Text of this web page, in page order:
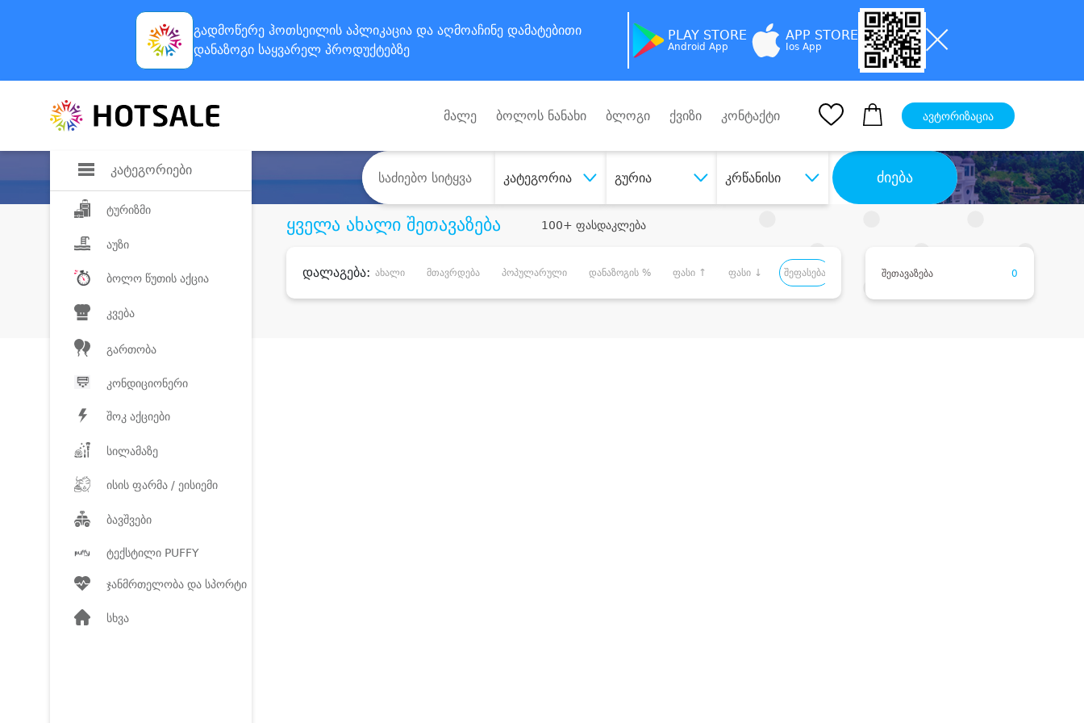
გადმოწერე ჰოთსეილის აპლიკაცია და აღმოაჩინე დამატებითი
დანაზოგი საყვარელ პროდუქტებზე
PLAY STORE
Android App
APP STORE
Ios App
კატეგორიები
ტურიზმი
აუზი
ბოლო წუთის აქცია
კვება
გართობა
კონდიციონერი
შოკ აქციები
სილამაზე
ისის ფარმა / ეისიემი
ბავშვები
ტექსტილი PUFFY
ჯანმრთელობა და სპორტი
სხვა
მალე ბოლოს ნანახი ბლოგი ქვიზი კონტაქტი ავტორიზაცია
კატეგორია გურია კრწანისი ძიება
ყველა ახალი შეთავაზება 100+ ფასდაკლება
დალაგება: ახალი მთავრდება პოპულარული დანაზოგის % ფასი ↑ ფასი ↓ შეფასება შეთავაზება 0